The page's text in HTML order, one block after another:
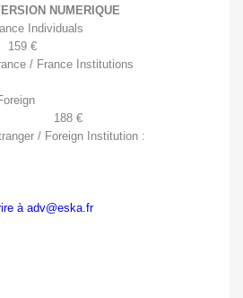
NUMERIQUE
Individuals
€
/ France Institutions
188  €
Etranger / Foreign Institution :
à adv@eska.fr